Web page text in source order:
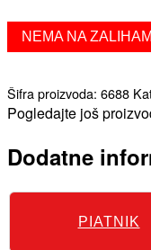
NEMA NA
Šifra proizvoda: 6688
Pogledajte još
Dodatne
PIATNIK